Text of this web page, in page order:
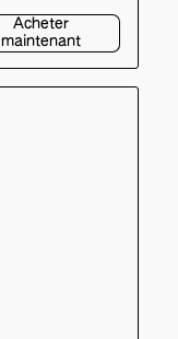
Acheter
maintenant